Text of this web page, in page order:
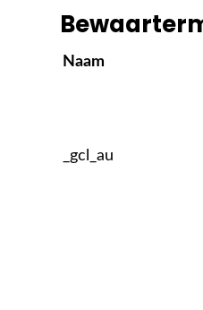
Naam
_gcl_au